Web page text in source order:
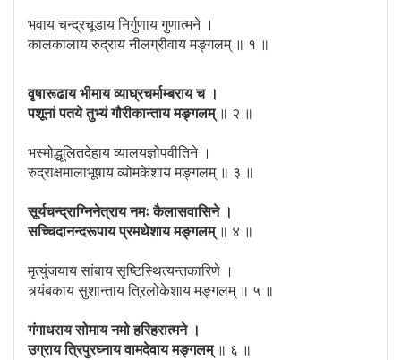
भवाय चन्द्रचूडाय निर्गुणाय गुणात्मने ।
कालकालाय रुद्राय नीलग्रीवाय मङ्गलम् ॥ १ ॥
वृषारूढाय भीमाय व्याघ्रचर्माम्बराय च ।
पशूनां पतये तुभ्यं गौरीकान्ताय मङ्गलम् ॥ २ ॥
भस्मोद्धूलितदेहाय व्यालयज्ञोपवीतिने ।
रुद्राक्षमालाभूषाय व्योमकेशाय मङ्गलम् ॥ ३ ॥
सूर्यचन्द्राग्निनेत्राय नमः कैलासवासिने ।
सच्चिदानन्दरूपाय प्रमथेशाय मङ्गलम् ॥ ४ ॥
मृत्युंजयाय सांबाय सृष्टिस्थित्यन्तकारिणे ।
त्र्यंबकाय सुशान्ताय त्रिलोकेशाय मङ्गलम् ॥ ५ ॥
गंगाधराय सोमाय नमो हरिहरात्मने ।
उग्राय त्रिपुरघ्नाय वामदेवाय मङ्गलम्॥ ६ ॥